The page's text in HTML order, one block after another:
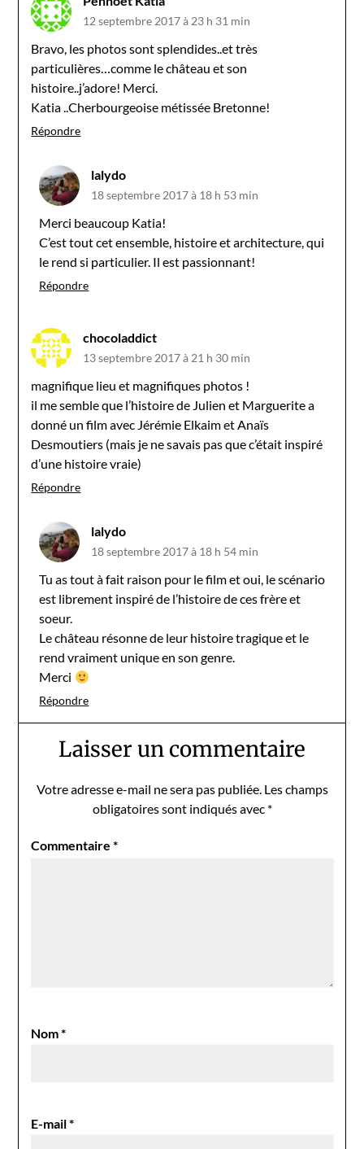
12 septembre 2017 à 23 h 31 min
Bravo, les photos sont splendides..et très
particulières…comme le château et son
histoire..j’adore! Merci.
Katia ..Cherbourgeoise métissée Bretonne!
Répondre
lalydo
18 septembre 2017 à 18 h 53 min
Merci beaucoup Katia!
C’est tout cet ensemble, histoire et architecture, qui
le rend si particulier. Il est passionnant!
Répondre
chocoladdict
13 septembre 2017 à 21 h 30 min
magnifique lieu et magnifiques photos !
il me semble que l’histoire de Julien et Marguerite a
donné un film avec Jérémie Elkaim et Anaïs
Desmoutiers (mais je ne savais pas que c’était inspiré
d’une histoire vraie)
Répondre
lalydo
18 septembre 2017 à 18 h 54 min
Tu as tout à fait raison pour le film et oui, le scénario
est librement inspiré de l’histoire de ces frère et
soeur.
Le château résonne de leur histoire tragique et le
rend vraiment unique en son genre.
Merci
Répondre
Laisser un commentaire
Votre adresse e-mail ne sera pas publiée. Les champs
obligatoires sont indiqués avec *
Commentaire*
Nom*
E-mail*